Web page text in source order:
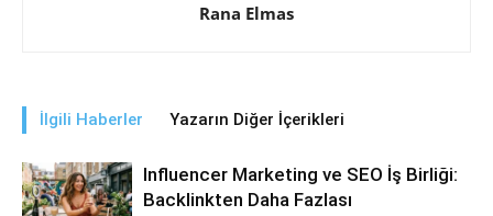
Rana Elmas
İlgili Haberler Yazarın Diğer İçerikleri
Influencer Marketing ve SEO İş Birliği:
Backlinkten Daha Fazlası